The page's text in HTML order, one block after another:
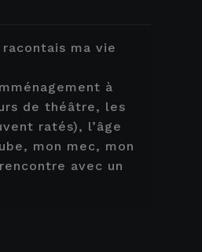
ma vie
à
de théâtre, les
ratés), l’âge
mon mec, mon
avec un